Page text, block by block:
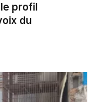
le profil
du